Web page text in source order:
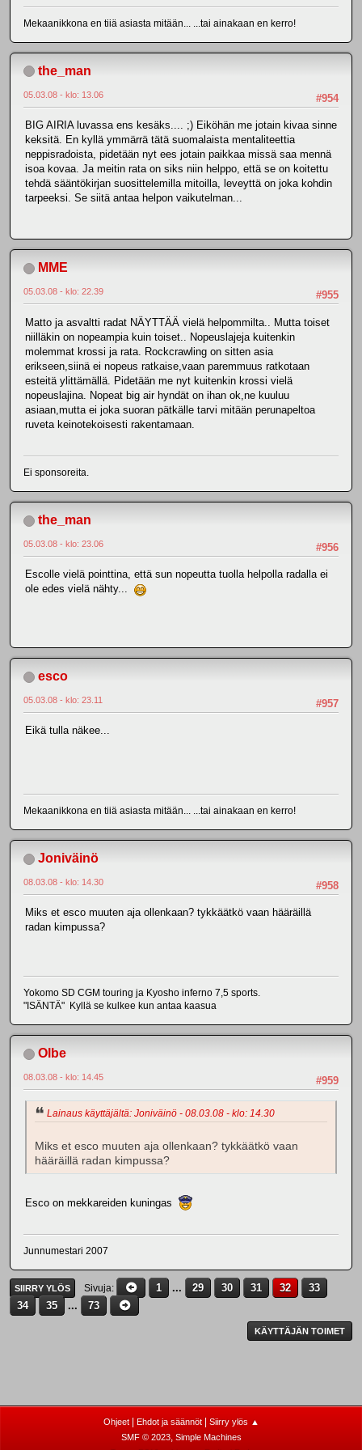
Mekaanikkona en tiiä asiasta mitään... ...tai ainakaan en kerro!
the_man
#954
05.03.08 - klo: 13.06
BIG AIRIA luvassa ens kesäks.... ;) Eiköhän me jotain kivaa sinne
keksitä. En kyllä ymmärrä tätä suomalaista mentaliteettia
neppisradoista, pidetään nyt ees jotain paikkaa missä saa mennä
isoa kovaa. Ja meitin rata on siks niin helppo, että se on koitettu
tehdä sääntökirjan suosittelemilla mitoilla, leveyttä on joka kohdin
tarpeeksi. Se siitä antaa helpon vaikutelman...
MME
#955
05.03.08 - klo: 22.39
Matto ja asvaltti radat NÄYTTÄÄ vielä helpommilta.. Mutta toiset
niilläkin on nopeampia kuin toiset.. Nopeuslajeja kuitenkin
molemmat krossi ja rata. Rockcrawling on sitten asia
erikseen,siinä ei nopeus ratkaise,vaan paremmuus ratkotaan
esteitä ylittämällä. Pidetään me nyt kuitenkin krossi vielä
nopeuslajina. Nopeat big air hyndät on ihan ok,ne kuuluu
asiaan,mutta ei joka suoran pätkälle tarvi mitään perunapeltoa
ruveta keinotekoisesti rakentamaan.
Ei sponsoreita.
the_man
#956
05.03.08 - klo: 23.06
Escolle vielä pointtina, että sun nopeutta tuolla helpolla radalla ei
ole edes vielä nähty...
esco
#957
05.03.08 - klo: 23.11
Eikä tulla näkee...
Mekaanikkona en tiiä asiasta mitään... ...tai ainakaan en kerro!
Joniväinö
#958
08.03.08 - klo: 14.30
Miks et esco muuten aja ollenkaan? tykkäätkö vaan hääräillä
radan kimpussa?
Yokomo SD CGM touring ja Kyosho inferno 7,5 sports.
"ISÄNTÄ" Kyllä se kulkee kun antaa kaasua
Olbe
#959
08.03.08 - klo: 14.45
Lainaus käyttäjältä: Joniväinö - 08.03.08 - klo: 14.30
Miks et esco muuten aja ollenkaan? tykkäätkö vaan
hääräillä radan kimpussa?
Esco on mekkareiden kuningas
Junnumestari 2007
SIIRRY YLÖS Sivuja 1 ... 29 30 31 32
33
34
35 ... 73
KÄYTTÄJÄN TOIMET
Ohjeet| Ehdot ja säännöt| Siirry ylös ▲
SMF © 2023, Simple Machines